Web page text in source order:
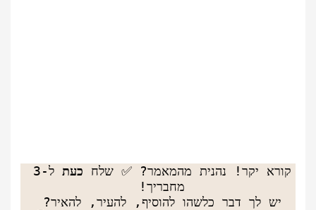
קורא יקר! נהנית מהמאמר? ✅ שלח כעת